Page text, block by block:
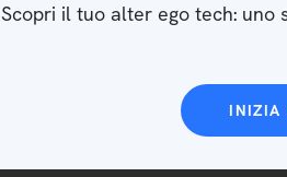
Scopri il tuo alter ego tech: uno
INIZIA